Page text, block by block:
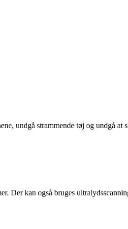
undgå strammende tøj og undgå at
Der kan også bruges